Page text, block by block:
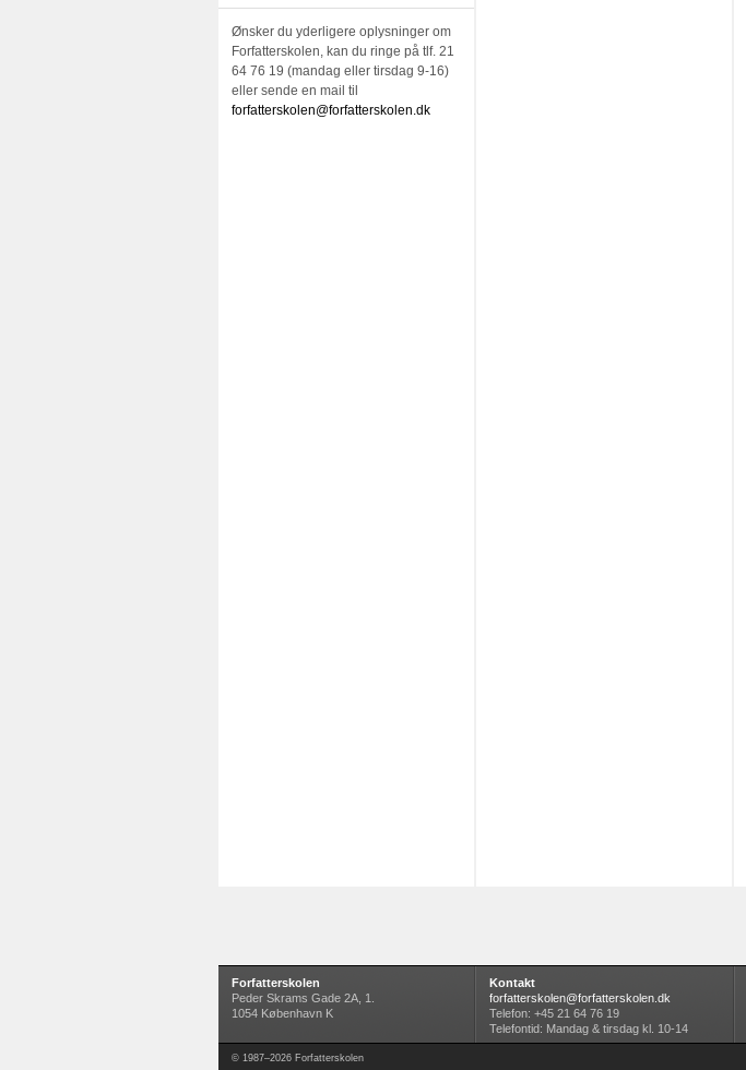
Ønsker du yderligere oplysninger om
Forfatterskolen, kan du ringe på tlf. 21
64 76 19 (mandag eller tirsdag 9-16)
eller sende en mail til
forfatterskolen@forfatterskolen.dk
Forfatterskolen
Peder Skrams Gade 2A, 1.
1054 København K
Kontakt
forfatterskolen@forfatterskolen.dk
Telefon: +45 21 64 76 19
Telefontid: Mandag & tirsdag kl. 10-14
© 1987–2026 Forfatterskolen